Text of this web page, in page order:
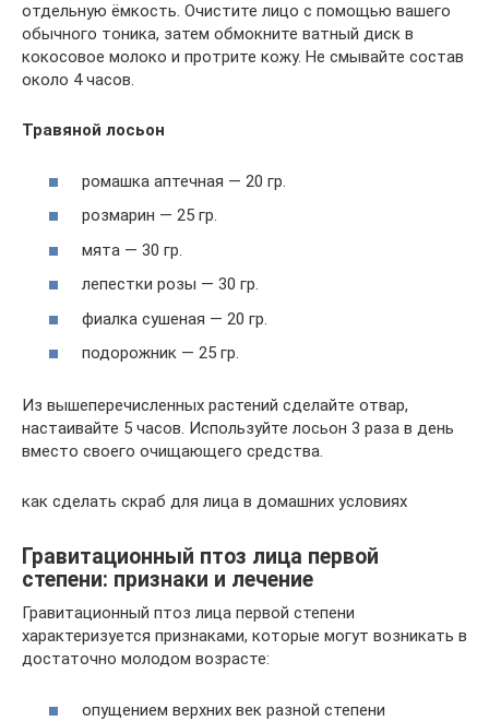
отдельную ёмкость. Очистите лицо с помощью вашего
обычного тоника, затем обмокните ватный диск в
кокосовое молоко и протрите кожу. Не смывайте состав
около 4 часов.
Травяной лосьон
ромашка аптечная — 20 гр.
розмарин — 25 гр.
мята — 30 гр.
лепестки розы — 30 гр.
фиалка сушеная — 20 гр.
подорожник — 25 гр.
Из вышеперечисленных растений сделайте отвар,
настаивайте 5 часов. Используйте лосьон 3 раза в день
вместо своего очищающего средства.
как сделать скраб для лица в домашних условиях
Гравитационный птоз лица первой
степени: признаки и лечение
Гравитационный птоз лица первой степени
характеризуется признаками, которые могут возникать в
достаточно молодом возрасте:
опущением верхних век разной степени